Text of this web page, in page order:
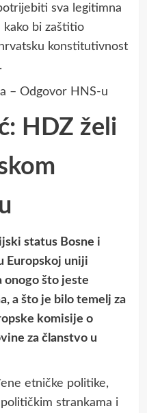
sva legitimna
kako bi zaštitio
konstitutivnost
– Odgovor HNS-u
HDZ želi
status Bosne i
Europskoj uniji
onogo što jeste
a što je bilo temelj za
komisije o
za članstvo u
etničke politike,
strankama i